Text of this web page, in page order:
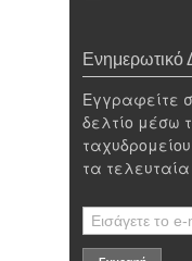
Ενημερωτικό
Εγγραφείτε
δελτίο μέσω
τα